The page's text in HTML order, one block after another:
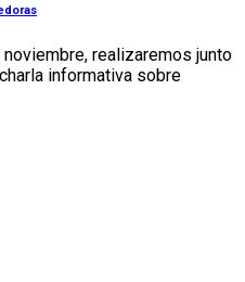
realizaremos junto
informativa sobre